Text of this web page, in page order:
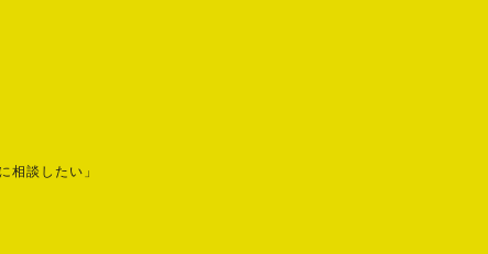
相談したい」